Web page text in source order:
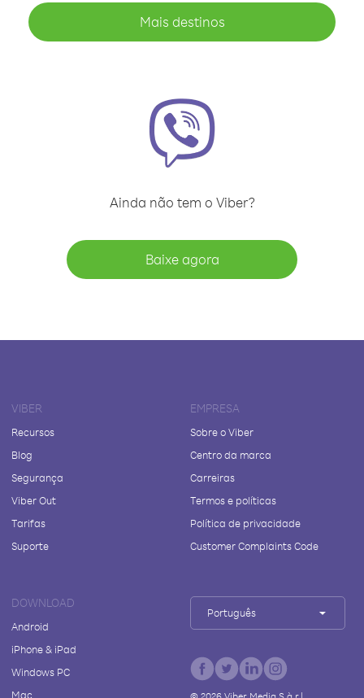
Mais destinos
Ainda não tem o Viber?
Baixe agora
VIBER
Recursos
Blog
Segurança
Viber Out
Tarifas
Suporte
EMPRESA
Sobre o Viber
Centro da marca
Carreiras
Termos e políticas
Política de privacidade
Customer Complaints Code
DOWNLOAD
Android
iPhone & iPad
Windows PC
Mac
Português